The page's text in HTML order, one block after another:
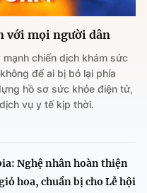
với mọi người dân
chiến dịch khám sức
để ai bị bỏ lại phía
hồ sơ sức khỏe điện tử,
vụ y tế kịp thời.
Nghệ nhân hoàn thiện
hoa, chuẩn bị cho Lễ hội